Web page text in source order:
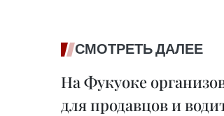
СМОТРЕТЬ ДАЛЕЕ
На Фукуоке
для продавцов и